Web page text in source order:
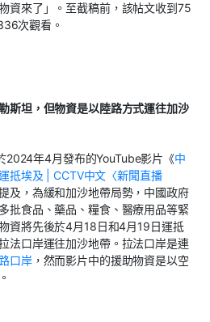
資來了」。至截稿前，該帖文收到75
次觀看。
斯坦，但物資是以陸路方式運往加沙
2024年4月發布的YouTube影片《中
抵埃及 | CCTV中文〈新聞直播
及，為緩和加沙地帶局勢，中國政府
批食品、藥品、糧食、醫療用品等緊
資將先後於4月18日和4月19日運抵
法口岸運往加沙地帶。拉法口岸是連
口岸，然而影片中的援助物資是以空